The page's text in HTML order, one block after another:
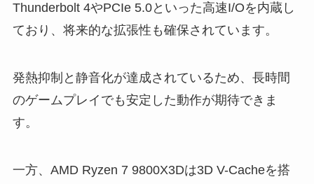
Thunderbolt 4やPCIe 5.0といった高速I/Oを内蔵し
ており、将来的な拡張性も確保されています。
発熱抑制と静音化が達成されているため、長時間
のゲームプレイでも安定した動作が期待できま
す。
一方、AMD Ryzen 7 9800X3Dは3D V-Cacheを搭